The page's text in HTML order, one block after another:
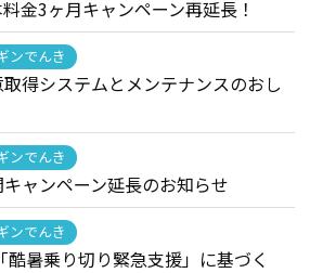
金3ヶ月キャンペーン再延長！
ンでんき
得システムとメンテナンスのおし
ンでんき
ャンペーン延長のお知らせ
ンでんき
酷暑乗り切り緊急支援」に基づく